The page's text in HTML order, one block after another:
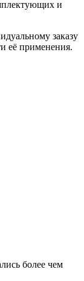
и
заказу
её применения.
более чем